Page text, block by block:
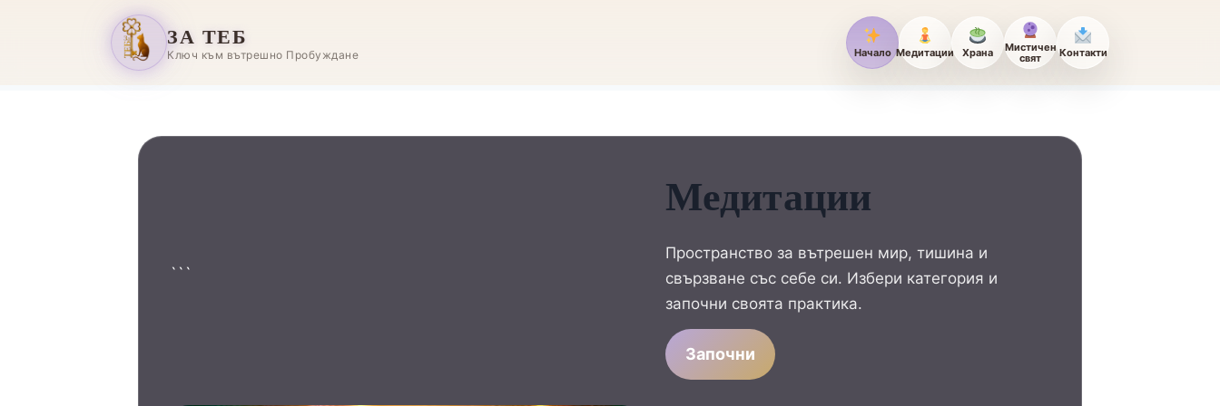
ЗА ТЕБ
Ключ към вътрешно Пробуждане Начало Медитации Храна
Мистичен
свят
Контакти
```
Медитации
Пространство за вътрешен мир, тишина и
свързване със себе си. Избери категория и
започни своята практика.
Започни